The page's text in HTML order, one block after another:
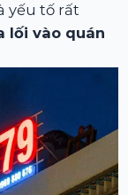
yếu tố rất
lối vào quán